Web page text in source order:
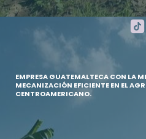

EMPRESA GUATEMALTECA CON LA
MECANIZACIÓN EFICIENTE EN EL
CENTROAMERICANO.